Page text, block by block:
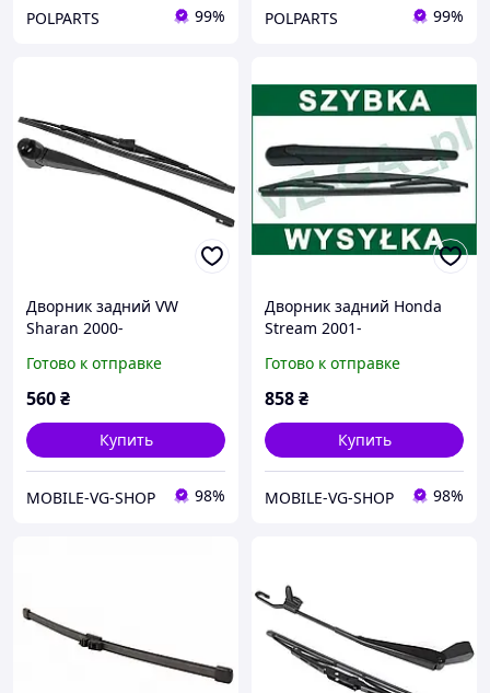
POLPARTS 99% POLPARTS 99%
Дворник задний VW
Sharan 2000-
Готово к отправке
560₴
Купить
MOBILE-VG-SHOP 98%
Дворник задний Honda
Stream 2001-
Готово к отправке
858₴
Купить
MOBILE-VG-SHOP 98%